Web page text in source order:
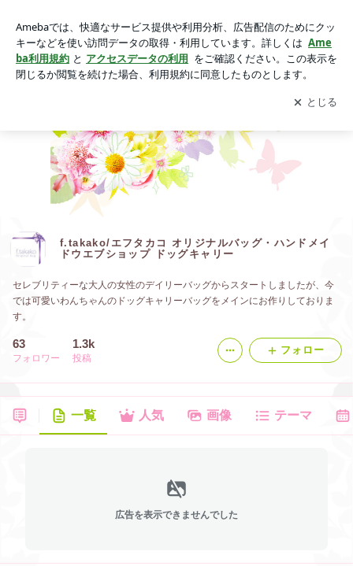
ョップ ドッグキャリー
アプリをダウンロードして ブログの更新通知
を受け取りまし
ょう。
開く
f.takako/エフタカコ オリジナルバッグ・ハンドメイ
ドウエブショップ ドッグキャリー
セレブリティーな大人の女性のデイリーバッグからスタートしましたが、今
では可愛いわんちゃんのドッグキャリーバッグをメインにお作りしておりま
す。
63
フォロワー
1.3k
投稿
フォロー
一覧 人気 画像 テーマ
広告を表示できませんでした